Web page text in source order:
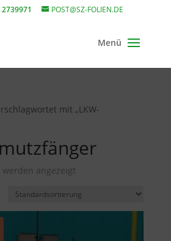
POST@SZ-FOLIEN.DE
mit „LKW-
angezeigt